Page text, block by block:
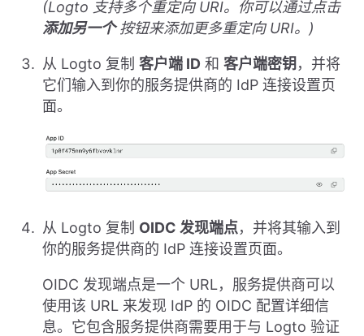
(Logto 支持多个重定向 URI。你可以通过点击
添加另一个按钮来添加更多重定向 URI。)
从 Logto 复制 客户端 ID 和 客户端密钥 ，并将
它们输入到你的服务提供商的 IdP 连接设置页
面。
从 Logto 复制 OIDC 发现端点，并将其输入到
你的服务提供商的 IdP 连接设置页面。
OIDC 发现端点是一个 URL，服务提供商可以
使用该 URL 来发现 IdP 的 OIDC 配置详细信
息。它包含服务提供商需要用于与 Logto 验证